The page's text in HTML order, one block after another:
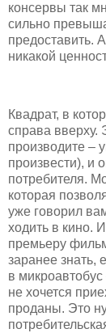
консервы так
сильно
предоставить.
никакой
Квадрат, в
справа вверху.
производите –
произвести), и
потребителя.
которая
уже говорил
ходить в кино.
премьеру
заранее знать,
в
не хочется
проданы. Это